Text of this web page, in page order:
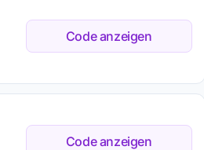
Code anzeigen
Code anzeigen